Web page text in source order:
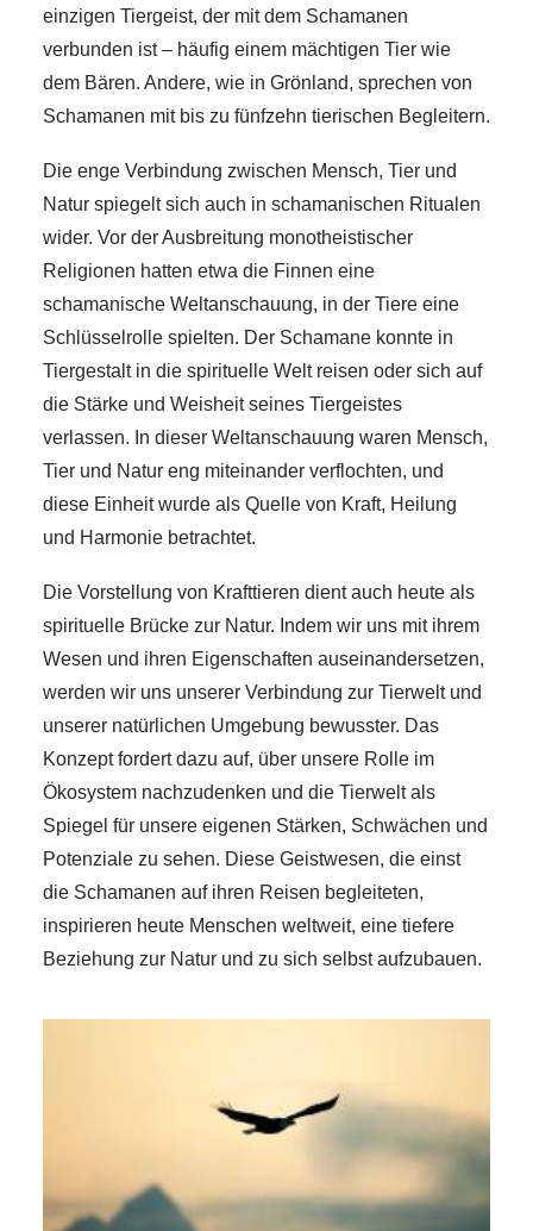
einzigen Tiergeist, der mit dem Schamanen
verbunden ist – häufig einem mächtigen Tier wie
dem Bären. Andere, wie in Grönland, sprechen von
Schamanen mit bis zu fünfzehn tierischen Begleitern.
Die enge Verbindung zwischen Mensch, Tier und
Natur spiegelt sich auch in schamanischen Ritualen
wider. Vor der Ausbreitung monotheistischer
Religionen hatten etwa die Finnen eine
schamanische Weltanschauung, in der Tiere eine
Schlüsselrolle spielten. Der Schamane konnte in
Tiergestalt in die spirituelle Welt reisen oder sich auf
die Stärke und Weisheit seines Tiergeistes
verlassen. In dieser Weltanschauung waren Mensch,
Tier und Natur eng miteinander verflochten, und
diese Einheit wurde als Quelle von Kraft, Heilung
und Harmonie betrachtet.
Die Vorstellung von Krafttieren dient auch heute als
spirituelle Brücke zur Natur. Indem wir uns mit ihrem
Wesen und ihren Eigenschaften auseinandersetzen,
werden wir uns unserer Verbindung zur Tierwelt und
unserer natürlichen Umgebung bewusster. Das
Konzept fordert dazu auf, über unsere Rolle im
Ökosystem nachzudenken und die Tierwelt als
Spiegel für unsere eigenen Stärken, Schwächen und
Potenziale zu sehen. Diese Geistwesen, die einst
die Schamanen auf ihren Reisen begleiteten,
inspirieren heute Menschen weltweit, eine tiefere
Beziehung zur Natur und zu sich selbst aufzubauen.